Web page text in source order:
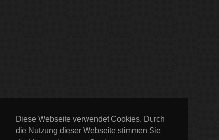
Diese Webseite verwendet Cookies. Durch
die Nutzung dieser Webseite stimmen Sie